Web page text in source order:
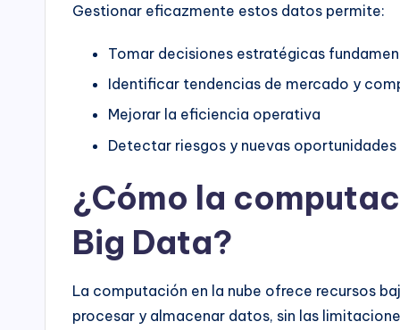
Gestionar eficazmente estos datos permite:
Tomar decisiones estratégicas
Identificar tendencias de mercado y
Mejorar la eficiencia operativa
Detectar riesgos y nuevas oportunidades
¿Cómo la
Big Data?
La computación en la nube ofrece recursos
procesar y almacenar datos, sin las